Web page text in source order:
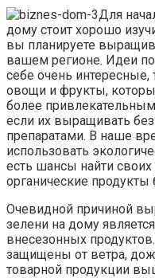
Для
дому стоит хорошо
вы планируете
вашем регионе. Идеи
себе очень
овощи и фрукты,
более
если их выращивать
препаратами. В наше
использовать
есть шансы найти своих
органические продукты
Очевидной причиной
зелени на дому
внесезонных
защищены от ветра,
товарной продукции